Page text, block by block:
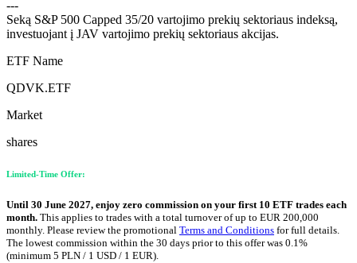
---
Seką S&P 500 Capped 35/20 vartojimo prekių sektoriaus indeksą,
investuojant į JAV vartojimo prekių sektoriaus akcijas.
ETF Name
QDVK.ETF
Market
shares
Limited-Time Offer:
Until 30 June 2027, enjoy zero commission on your first 10 ETF trades each
month. This applies to trades with a total turnover of up to EUR 200,000
monthly. Please review the promotional Terms and Conditions for full details.
The lowest commission within the 30 days prior to this offer was 0.1%
(minimum 5 PLN / 1 USD / 1 EUR).